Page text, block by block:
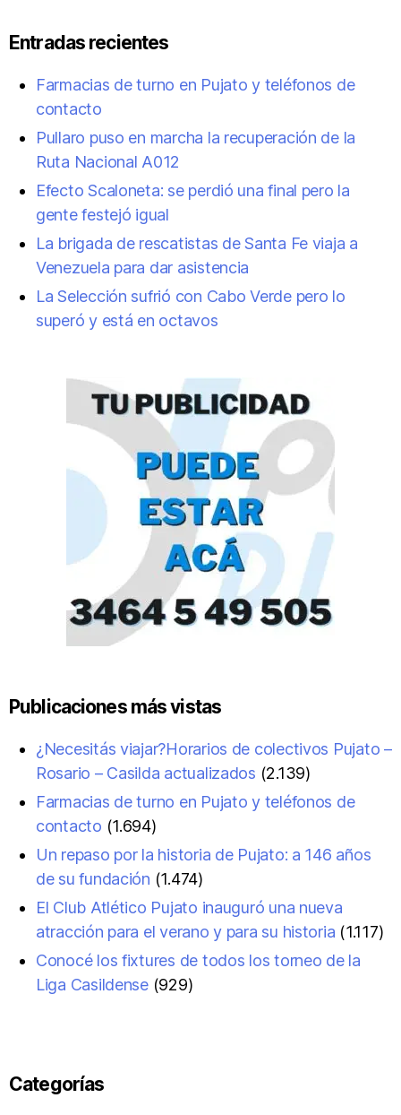
Entradas recientes
Farmacias de turno en Pujato y teléfonos de
contacto
Pullaro puso en marcha la recuperación de la
Ruta Nacional A012
Efecto Scaloneta: se perdió una final pero la
gente festejó igual
La brigada de rescatistas de Santa Fe viaja a
Venezuela para dar asistencia
La Selección sufrió con Cabo Verde pero lo
superó y está en octavos
Publicaciones más vistas
¿Necesitás viajar?Horarios de colectivos Pujato –
Rosario – Casilda actualizados (2.139)
Farmacias de turno en Pujato y teléfonos de
contacto (1.694)
Un repaso por la historia de Pujato: a 146 años
de su fundación (1.474)
El Club Atlético Pujato inauguró una nueva
atracción para el verano y para su historia (1.117)
Conocé los fixtures de todos los torneo de la
Liga Casildense (929)
Categorías